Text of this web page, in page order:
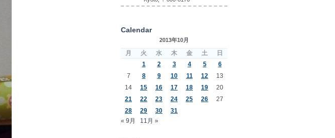
Calendar
2013年10月
月 火 水 木 金 土
日
1
2 3 4 5
6
7
8 9 10 11 12
13
14
15 16 17 18 19
20
21
22 23 24 25 26
27
28
29 30
31
« 9月
11月 »